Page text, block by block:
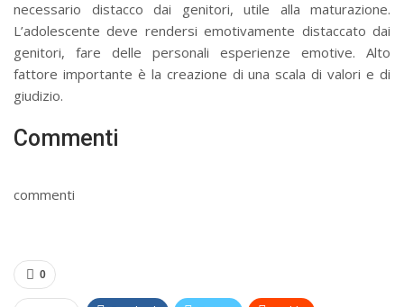
necessario distacco dai genitori, utile alla maturazione.
L’adolescente deve rendersi emotivamente distaccato dai
genitori, fare delle personali esperienze emotive. Alto
fattore importante è la creazione di una scala di valori e di
giudizio.
Commenti
commenti
0